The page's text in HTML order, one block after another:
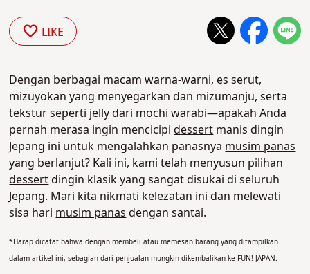
LIKE
Dengan berbagai macam warna-warni, es serut,
mizuyokan yang menyegarkan dan mizumanju, serta
tekstur seperti jelly dari mochi warabi—apakah Anda
pernah merasa ingin mencicipidessertmanis dingin
Jepang ini untuk mengalahkan panasnyamusim panas
yang berlanjut? Kali ini, kami telah menyusun pilihan
dessertdingin klasik yang sangat disukai di seluruh
Jepang. Mari kita nikmati kelezatan ini dan melewati
sisa harimusim panasdengan santai.
*Harap dicatat bahwa dengan membeli atau memesan barang yang ditampilkan
dalam artikel ini, sebagian dari penjualan mungkin dikembalikan ke FUN! JAPAN.